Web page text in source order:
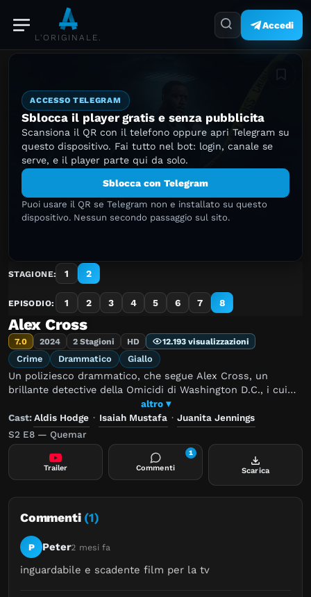
L'ORIGINALE.
Accedi
ACCESSO TELEGRAM
Sblocca il player gratis e senza pubblicita
Scansiona il QR con il telefono oppure apri Telegram su
questo dispositivo. Fai tutto nel bot: login, canale se
serve, e il player parte qui da solo.
Sblocca con Telegram
Puoi usare il QR se Telegram non e installato su questo
dispositivo. Nessun secondo passaggio sul sito.
STAGIONE: 1 2
EPISODIO: 1 2 3 4 5 6 7 8
Alex Cross
7.0 2024 2 Stagioni HD 12.193 visualizzazioni
Crime Drammatico Giallo
Un poliziesco drammatico, che segue Alex Cross, un
brillante detective della Omicidi di Washington D.C., i cui
problemi personali rischiano di far deragliare la sua
carriera e la sua vita.
altro ▾
Cast:Aldis Hodge · Isaiah Mustafa · Juanita Jennings
S2 E8 — Quemar
Trailer Commenti
1
Scarica
Commenti (1)
P Peter2 mesi fa
inguardabile e scadente film per la tv